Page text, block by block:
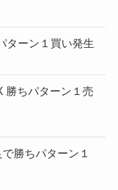
ターン１買い発生
勝ちパターン１売
勝ちパターン１